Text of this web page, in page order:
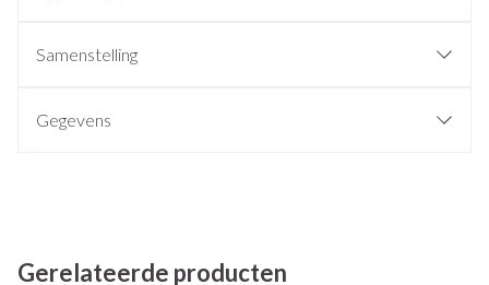
Samenstelling
Gegevens
Gerelateerde producten